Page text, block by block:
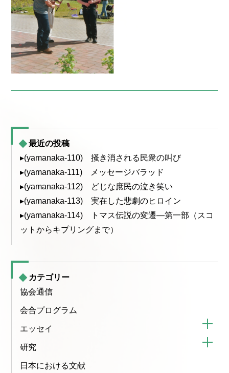
最近の投稿
▸(yamanaka-110) 掻き消される民衆の叫び
▸(yamanaka-111) メッセージバラッド
▸(yamanaka-112) どじな庶民の泣き笑い
▸(yamanaka-113) 実在した悲劇のヒロイン
▸(yamanaka-114) トマス伝説の変遷—第一部（スコ
ットからキプリングまで）
カテゴリー
協会通信
会合プログラム
エッセイ
研究
日本における文献